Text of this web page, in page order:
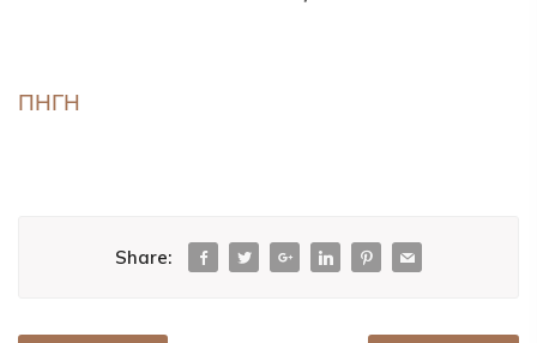
ΠΗΓΗ
Share: